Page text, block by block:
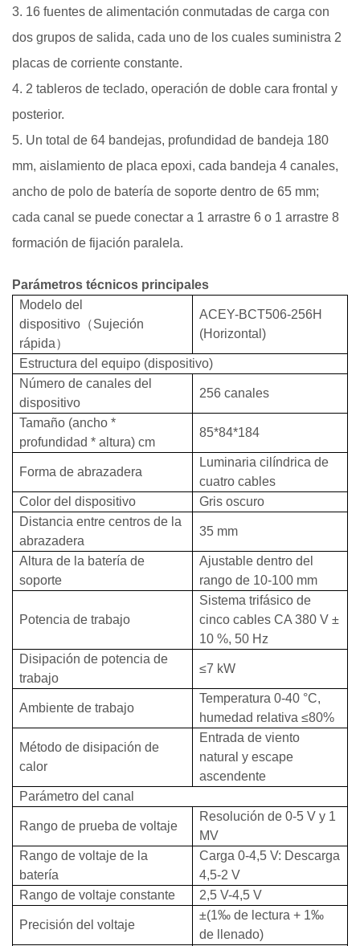
3. 16 fuentes de alimentación conmutadas de carga con
dos grupos de salida, cada uno de los cuales suministra 2
placas de corriente constante.
4. 2 tableros de teclado, operación de doble cara frontal y
posterior.
5. Un total de 64 bandejas, profundidad de bandeja 180
mm, aislamiento de placa epoxi, cada bandeja 4 canales,
ancho de polo de batería de soporte dentro de 65 mm;
cada canal se puede conectar a 1 arrastre 6 o 1 arrastre 8
formación de fijación paralela.
Parámetros técnicos principales
Modelo del
dispositivo （Sujeción
rápida）
ACEY-BCT506-256H
(Horizontal)
Estructura del equipo (dispositivo)
Número de canales del
dispositivo
256 canales
Tamaño (ancho *
profundidad * altura) cm
85*84*184
Forma de abrazadera
Luminaria cilíndrica de
cuatro cables
Color del dispositivo
Gris oscuro
Distancia entre centros de la
abrazadera
35 mm
Altura de la batería de
soporte
Ajustable dentro del
rango de 10-100 mm
Potencia de trabajo
Sistema trifásico de
cinco cables CA 380 V ±
10 %, 50 Hz
Disipación de potencia de
trabajo
≤7 kW
Ambiente de trabajo
Temperatura 0-40 °C,
humedad relativa ≤80%
Método de disipación de
calor
Entrada de viento
natural y escape
ascendente
Parámetro del canal
Rango de prueba de voltaje
Resolución de 0-5 V y 1
MV
Rango de voltaje de la
batería
Carga 0-4,5 V: Descarga
4,5-2 V
Rango de voltaje constante
2,5 V-4,5 V
Precisión del voltaje
±(1‰ de lectura + 1‰
de llenado)